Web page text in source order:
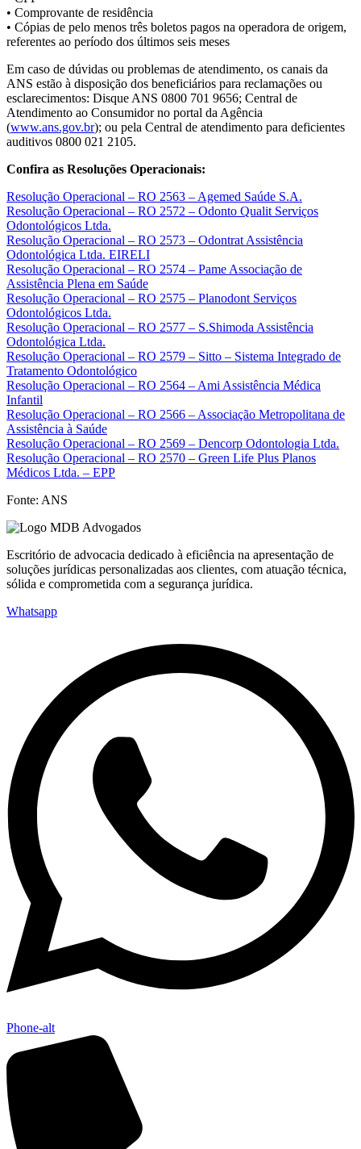
• Comprovante de residência
• Cópias de pelo menos três boletos pagos na operadora de origem,
referentes ao período dos últimos seis meses
Em caso de dúvidas ou problemas de atendimento, os canais da
ANS estão à disposição dos beneficiários para reclamações ou
esclarecimentos: Disque ANS 0800 701 9656; Central de
Atendimento ao Consumidor no portal da Agência
(www.ans.gov.br); ou pela Central de atendimento para deficientes
auditivos 0800 021 2105.
Confira as Resoluções Operacionais:
Resolução Operacional – RO 2563 – Agemed Saúde S.A.
Resolução Operacional – RO 2572 – Odonto Qualit Serviços
Odontológicos Ltda.
Resolução Operacional – RO 2573 – Odontrat Assistência
Odontológica Ltda. EIRELI
Resolução Operacional – RO 2574 – Pame Associação de
Assistência Plena em Saúde
Resolução Operacional – RO 2575 – Planodont Serviços
Odontológicos Ltda.
Resolução Operacional – RO 2577 – S.Shimoda Assistência
Odontológica Ltda.
Resolução Operacional – RO 2579 – Sitto – Sistema Integrado de
Tratamento Odontológico
Resolução Operacional – RO 2564 – Ami Assistência Médica
Infantil
Resolução Operacional – RO 2566 – Associação Metropolitana de
Assistência à Saúde
Resolução Operacional – RO 2569 – Dencorp Odontologia Ltda.
Resolução Operacional – RO 2570 – Green Life Plus Planos
Médicos Ltda. – EPP
Fonte: ANS
Escritório de advocacia dedicado à eficiência na apresentação de
soluções jurídicas personalizadas aos clientes, com atuação técnica,
sólida e comprometida com a segurança jurídica.
Whatsapp
Phone-alt